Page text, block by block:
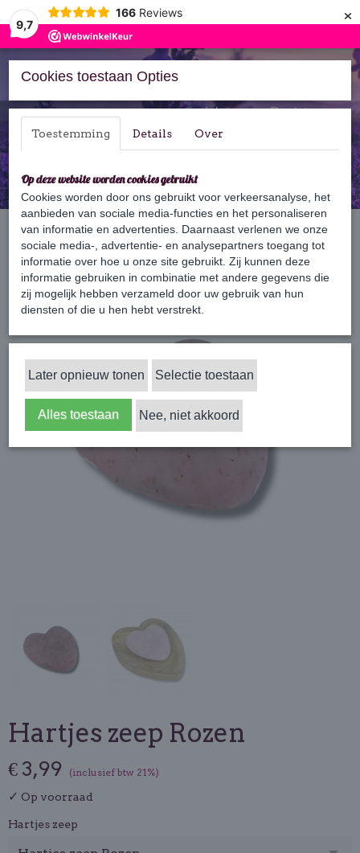
9,7
166 Reviews ×
Inloggen Registreren
Home › Zeep › Zeep vormen › Hartjes zeep Rozen
Hartjes zeep Rozen
€ 3,99 (inclusief btw 21%)
✓ Op voorraad
Hartjes zeep
Cookies toestaan Opties
Toestemming Details Over
Op deze website worden cookies gebruikt
Cookies worden door ons gebruikt voor verkeersanalyse, het
aanbieden van sociale media-functies en het personaliseren
van informatie en advertenties. Daarnaast verlenen we onze
sociale media-, advertentie- en analysepartners toegang tot
informatie over hoe u onze site gebruikt. Zij kunnen deze
informatie gebruiken in combinatie met andere gegevens die
zij mogelijk hebben verzameld door uw gebruik van hun
diensten of die u hen hebt verstrekt.
Later opnieuw tonen Selectie toestaan
Alles toestaan Nee, niet akkoord